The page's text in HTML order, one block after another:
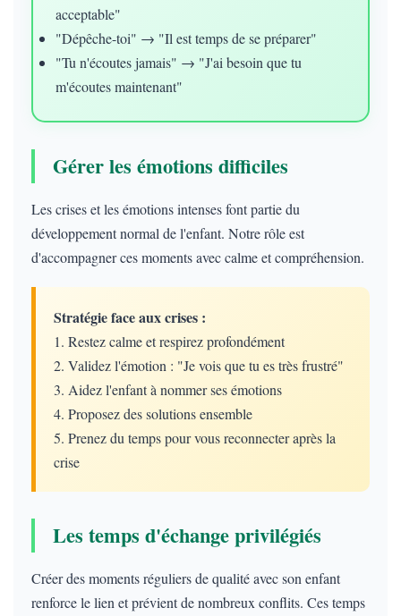
acceptable"
"Dépêche-toi" → "Il est temps de se préparer"
"Tu n'écoutes jamais" → "J'ai besoin que tu
m'écoutes maintenant"
Gérer les émotions difficiles
Les crises et les émotions intenses font partie du
développement normal de l'enfant. Notre rôle est
d'accompagner ces moments avec calme et compréhension.
Stratégie face aux crises :
1. Restez calme et respirez profondément
2. Validez l'émotion : "Je vois que tu es très frustré"
3. Aidez l'enfant à nommer ses émotions
4. Proposez des solutions ensemble
5. Prenez du temps pour vous reconnecter après la
crise
Les temps d'échange privilégiés
Créer des moments réguliers de qualité avec son enfant
renforce le lien et prévient de nombreux conflits. Ces temps